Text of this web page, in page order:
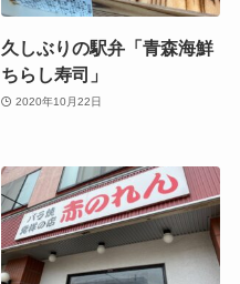
久しぶりの駅弁「青森海鮮
ちらし寿司」
2020年10月22日